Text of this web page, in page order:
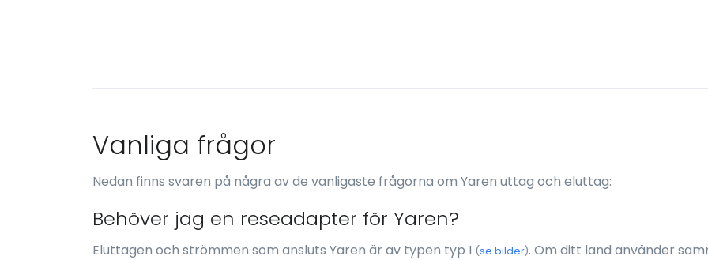
Vanliga frågor
Nedan finns svaren på några av de vanligaste frågorna om Yaren uttag och eluttag:
Behöver jag en reseadapter för Yaren?
Eluttagen och strömmen som ansluts Yaren är av typen typ I (se bilder). Om ditt land använder